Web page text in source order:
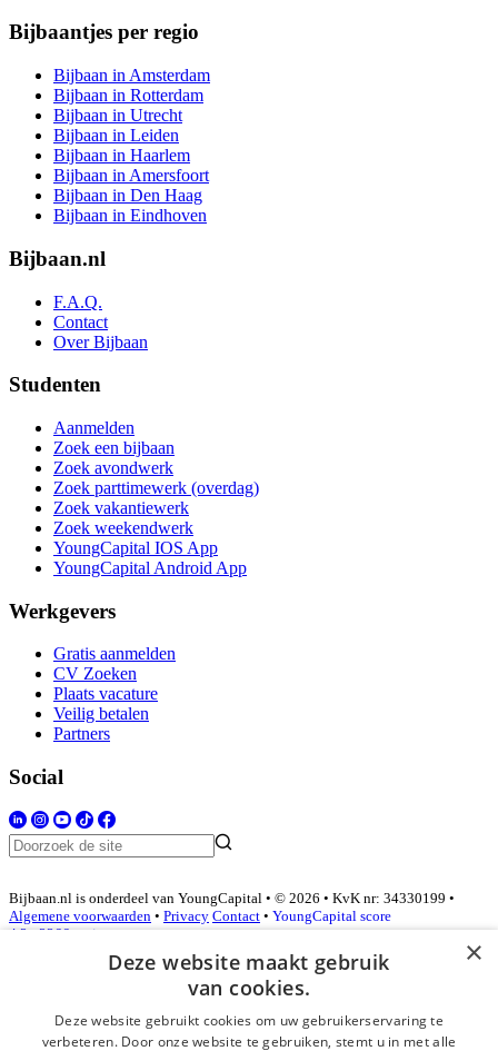
Bijbaantjes per regio
Bijbaan in Amsterdam
Bijbaan in Rotterdam
Bijbaan in Utrecht
Bijbaan in Leiden
Bijbaan in Haarlem
Bijbaan in Amersfoort
Bijbaan in Den Haag
Bijbaan in Eindhoven
Bijbaan.nl
F.A.Q.
Contact
Over Bijbaan
Studenten
Aanmelden
Zoek een bijbaan
Zoek avondwerk
Zoek parttimewerk (overdag)
Zoek vakantiewerk
Zoek weekendwerk
YoungCapital IOS App
YoungCapital Android App
Werkgevers
Gratis aanmelden
CV Zoeken
Plaats vacature
Veilig betalen
Partners
Social
Bijbaan.nl is onderdeel van YoungCapital • © 2026 • KvK nr: 34330199 •
Algemene voorwaarden • Privacy Contact • YoungCapital score
4.3 - 3366 reviews
Inloggen als bedrijf
×
Deze website maakt gebruik
van cookies.
Deze website gebruikt cookies om uw gebruikerservaring te
verbeteren. Door onze website te gebruiken, stemt u in met alle